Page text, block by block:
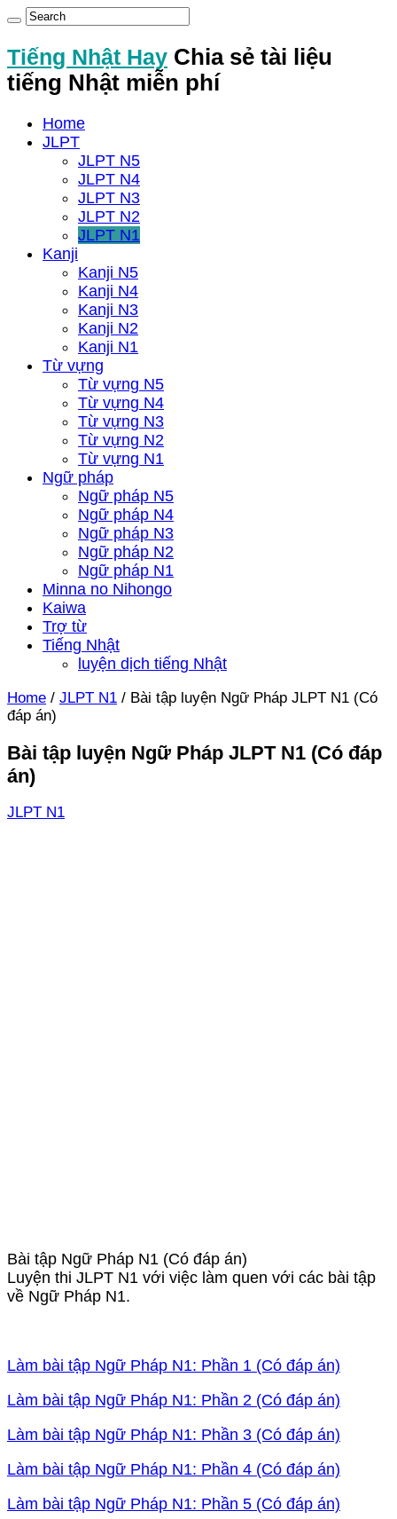
Tiếng Nhật Hay Chia sẻ tài liệu
tiếng Nhật miễn phí
Home
JLPT
JLPT N5
JLPT N4
JLPT N3
JLPT N2
JLPT N1
Kanji
Kanji N5
Kanji N4
Kanji N3
Kanji N2
Kanji N1
Từ vựng
Từ vựng N5
Từ vựng N4
Từ vựng N3
Từ vựng N2
Từ vựng N1
Ngữ pháp
Ngữ pháp N5
Ngữ pháp N4
Ngữ pháp N3
Ngữ pháp N2
Ngữ pháp N1
Minna no Nihongo
Kaiwa
Trợ từ
Tiếng Nhật
luyện dịch tiếng Nhật
Home / JLPT N1 / Bài tập luyện Ngữ Pháp JLPT N1 (Có
đáp án)
Bài tập luyện Ngữ Pháp JLPT N1 (Có đáp
án)
JLPT N1
Bài tập Ngữ Pháp N1 (Có đáp án)
Luyện thi JLPT N1 với việc làm quen với các bài tập
về Ngữ Pháp N1.
Làm bài tập Ngữ Pháp N1: Phần 1 (Có đáp án)
Làm bài tập Ngữ Pháp N1: Phần 2 (Có đáp án)
Làm bài tập Ngữ Pháp N1: Phần 3 (Có đáp án)
Làm bài tập Ngữ Pháp N1: Phần 4 (Có đáp án)
Làm bài tập Ngữ Pháp N1: Phần 5 (Có đáp án)